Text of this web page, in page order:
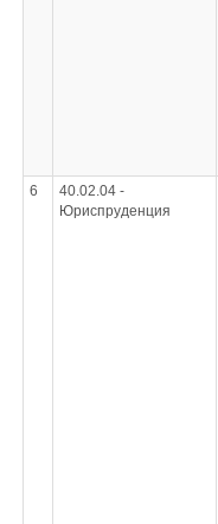
6
40.02.04 -
Юриспруденция